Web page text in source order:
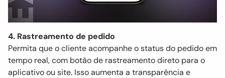
4. Rastreamento de pedido
Permita que o cliente acompanhe o status do pedido em
tempo real, com botão de rastreamento direto para o
aplicativo ou site. Isso aumenta a transparência e